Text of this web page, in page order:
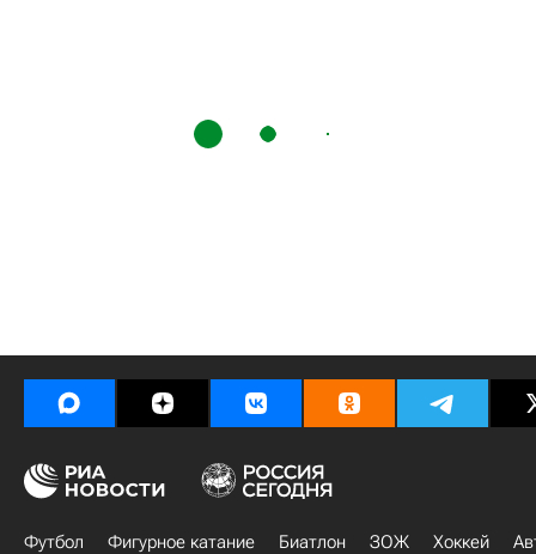
Футбол Фигурное катание Биатлон ЗОЖ Хоккей